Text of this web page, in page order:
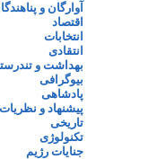
آوارگان و
اقتصاد
انتخابات
انتقادی
بهداشت و
بیوگرافی
پادشاهی
پیشنهاد و نظریات
تاریخی
تکنولوژی
جنایات رژیم